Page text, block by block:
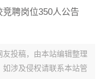
竞聘岗位350人公告
投稿，由本站编辑整理
涉及侵权请联系本站管